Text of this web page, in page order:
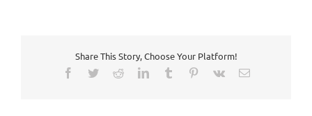
Share This Story, Choose Your Platform!
Facebook
TwitterRedditLinkedInTumblr Pinterest
Vk Email